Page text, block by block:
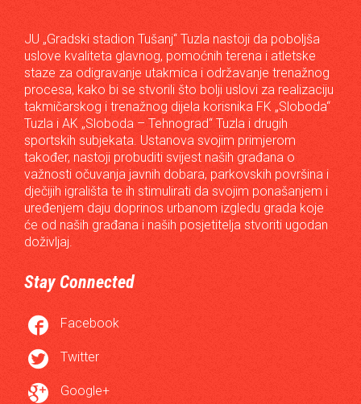
JU „Gradski stadion Tušanj“ Tuzla nastoji da poboljša
uslove kvaliteta glavnog, pomoćnih terena i atletske
staze za odigravanje utakmica i održavanje trenažnog
procesa, kako bi se stvorili što bolji uslovi za realizaciju
takmičarskog i trenažnog dijela korisnika FK „Sloboda“
Tuzla i AK „Sloboda – Tehnograd“ Tuzla i drugih
sportskih subjekata. Ustanova svojim primjerom
također, nastoji probuditi svijest naših građana o
važnosti očuvanja javnih dobara, parkovskih površina i
dječijih igrališta te ih stimulirati da svojim ponašanjem i
uređenjem daju doprinos urbanom izgledu grada koje
će od naših građana i naših posjetitelja stvoriti ugodan
doživljaj.
Stay Connected
 Facebook
 Twitter
 Google+